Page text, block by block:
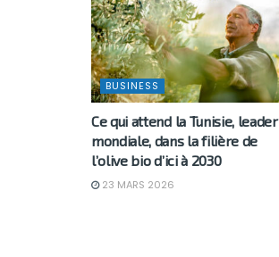
BUSINESS
Ce qui attend la Tunisie, leader
mondiale, dans la filière de
l’olive bio d’ici à 2030
23 MARS 2026